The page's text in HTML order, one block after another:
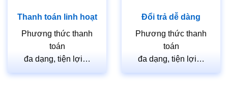
Thanh toán linh hoạt
Phương thức thanh
toán
đa dạng, tiện lợi…
Đổi trả dễ dàng
Phương thức thanh
toán
đa dạng, tiện lợi…